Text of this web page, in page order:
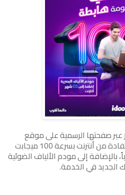
صفحتها الرسمية على موقع
“فيسبوك” أن العرض يتيح الإستفادة من أنترنت بسرعة 100 ميجابت
2999 دج شهرياً، بالإضافة إلى مودم الألياف الضوئية
الجديد في الخدمة.